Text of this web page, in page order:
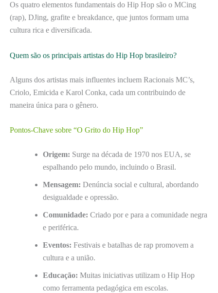
Os quatro elementos fundamentais do Hip Hop são o MCing
(rap), DJing, grafite e breakdance, que juntos formam uma
cultura rica e diversificada.
Quem são os principais artistas do Hip Hop brasileiro?
Alguns dos artistas mais influentes incluem Racionais MC’s,
Criolo, Emicida e Karol Conka, cada um contribuindo de
maneira única para o gênero.
Pontos-Chave sobre “O Grito do Hip Hop”
Origem: Surge na década de 1970 nos EUA, se
espalhando pelo mundo, incluindo o Brasil.
Mensagem: Denúncia social e cultural, abordando
desigualdade e opressão.
Comunidade: Criado por e para a comunidade negra
e periférica.
Eventos: Festivais e batalhas de rap promovem a
cultura e a união.
Educação: Muitas iniciativas utilizam o Hip Hop
como ferramenta pedagógica em escolas.